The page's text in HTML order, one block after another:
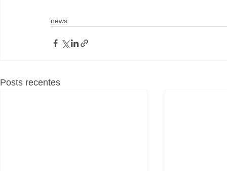
news
Posts recentes